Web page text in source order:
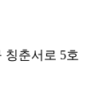
칭춘서로 5호